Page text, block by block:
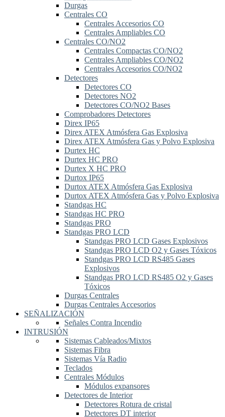
Durgas
Centrales CO
Centrales Accesorios CO
Centrales Ampliables CO
Centrales CO/NO2
Centrales Compactas CO/NO2
Centrales Ampliables CO/NO2
Centrales Accesorios CO/NO2
Detectores
Detectores CO
Detectores NO2
Detectores CO/NO2 Bases
Comprobadores Detectores
Direx IP65
Direx ATEX Atmósfera Gas Explosiva
Direx ATEX Atmósfera Gas y Polvo Explosiva
Durtex HC
Durtex HC PRO
Durtex X HC PRO
Durtox IP65
Durtox ATEX Atmósfera Gas Explosiva
Durtox ATEX Atmósfera Gas y Polvo Explosiva
Standgas HC
Standgas HC PRO
Standgas PRO
Standgas PRO LCD
Standgas PRO LCD Gases Explosivos
Standgas PRO LCD O2 y Gases Tóxicos
Standgas PRO LCD RS485 Gases
Explosivos
Standgas PRO LCD RS485 O2 y Gases
Tóxicos
Durgas Centrales
Durgas Centrales Accesorios
SEÑALIZACIÓN
Señales Contra Incendio
INTRUSIÓN
Sistemas Cableados/Mixtos
Sistemas Fibra
Sistemas Vía Radio
Teclados
Centrales Módulos
Módulos expansores
Detectores de Interior
Detectores Rotura de cristal
Detectores DT interior